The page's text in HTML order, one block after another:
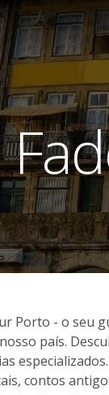
Porto - o seu
país.
contos